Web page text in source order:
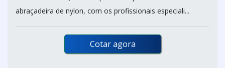
abraçadeira de nylon, com os profissionais especiali...
Cotar agora